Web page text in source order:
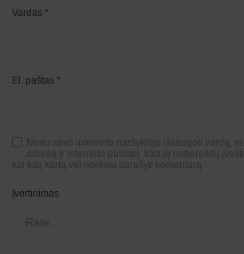
Vardas *
El. paštas *
Noriu savo interneto naršyklėje išsaugoti vardą,
adresą ir interneto puslapį, kad jų nebereiktų įvesti
kai kitą kartą vėl norėsiu parašyti komentarą.
Įvertinimas